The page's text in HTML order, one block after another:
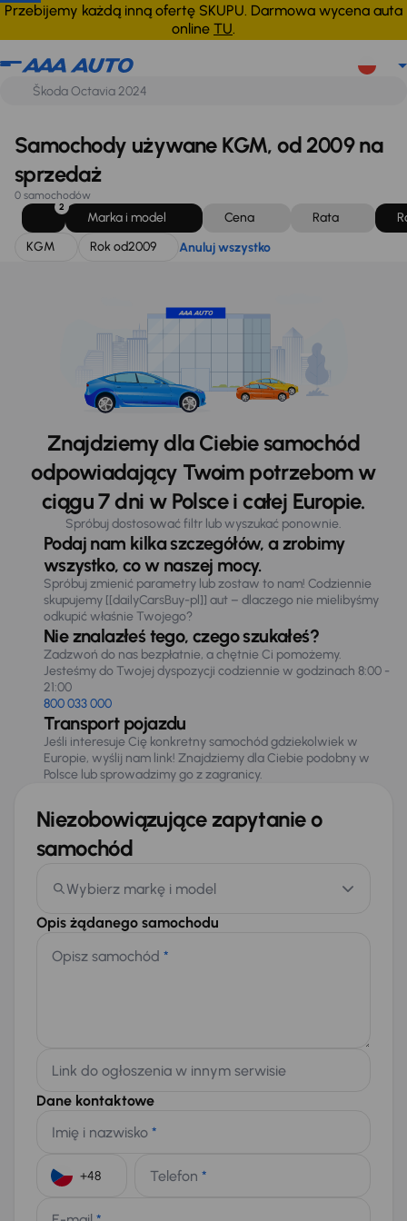
Przebijemy każdą inną ofertę SKUPU. Darmowa wycena auta
online TU.
KGM Rok od2009 Anuluj wszystko
Samochody używane KGM, od 2009 na
sprzedaż
0 samochodów
2
Marka i model Cena Rata
KGM
Rok od2009 Anuluj wszystko
Znajdziemy dla Ciebie samochód
odpowiadający Twoim potrzebom w
ciągu 7 dni w Polsce i całej Europie.
Spróbuj dostosować filtr lub wyszukać ponownie.
Podaj nam kilka szczegółów, a zrobimy
wszystko, co w naszej mocy.
Spróbuj zmienić parametry lub zostaw to nam! Codziennie
skupujemy [[dailyCarsBuy-pl]] aut – dlaczego nie mielibyśmy
odkupić właśnie Twojego?
Nie znalazłeś tego, czego szukałeś?
Zadzwoń do nas bezpłatnie, a chętnie Ci pomożemy.
Jesteśmy do Twojej dyspozycji codziennie w godzinach 8:00 -
21:00
800 033 000
Transport pojazdu
Jeśli interesuje Cię konkretny samochód gdziekolwiek w
Europie, wyślij nam link! Znajdziemy dla Ciebie podobny w
Polsce lub sprowadzimy go z zagranicy.
Niezobowiązujące zapytanie o
samochód
Wybierz markę i model
Opis żądanego samochodu
Opisz samochód *
Link do ogłoszenia w innym serwisie
Dane kontaktowe
Imię i nazwisko *
Telefon *